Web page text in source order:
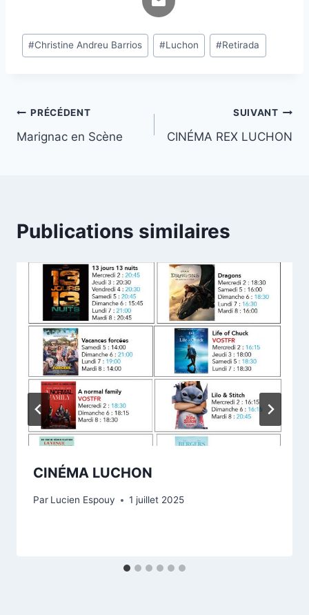
Étiquettes
de
#Christine Andreu Barrios #Luchon #Retirada
Navigation
de
PRÉCÉDENT
Marignac en Scène
SUIVANT
CINÉMA REX LUCHON
Publications similaires
CINÉMA LUCHON
Par Lucien Espouy 1 juillet 2025